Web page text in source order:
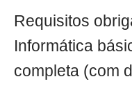
Requisitos
Informática
completa (com